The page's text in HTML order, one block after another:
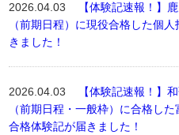
2026.04.03
【体験記速報！】
（前期日程）に現役合格した個
きました！
2026.04.03
【体験記速報！】
（前期日程・一般枠）に合格し
合格体験記が届きました！